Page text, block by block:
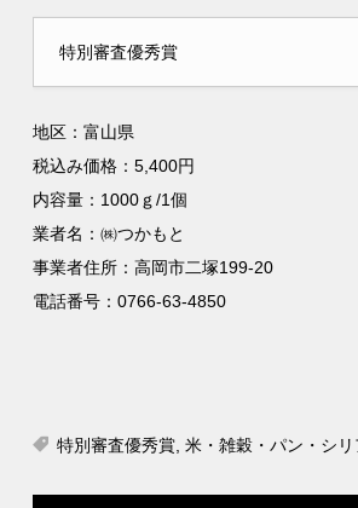
特別審査優秀賞
地区：富山県
税込み価格：5,400円
内容量：1000ｇ/1個
業者名：㈱つかもと
事業者住所：高岡市二塚199-20
電話番号：0766-63-4850
特別審査優秀賞,米・雑穀・パン・シリ